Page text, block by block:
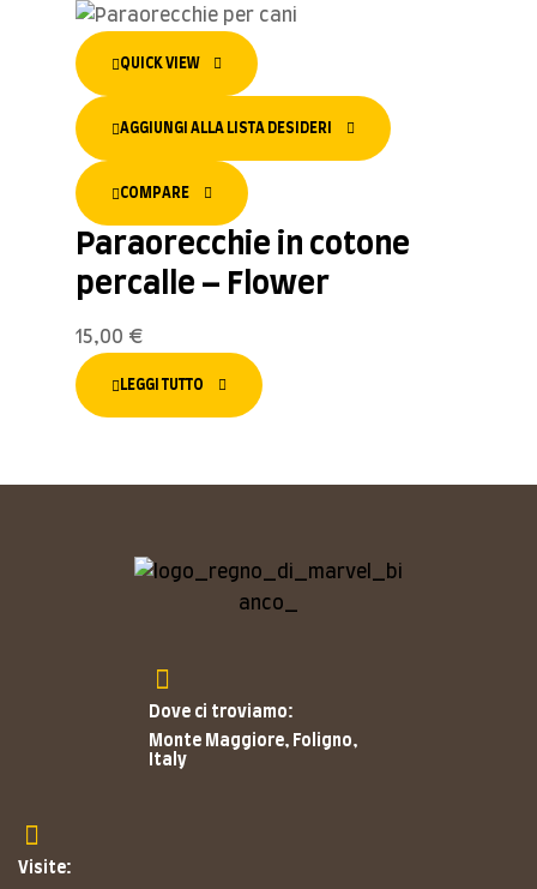
QUICK VIEW
AGGIUNGI ALLA LISTA DESIDERI
COMPARE
Paraorecchie in cotone
percalle – Flower
15,00 €
LEGGI TUTTO
Dove ci troviamo:
Monte Maggiore, Foligno,
Italy
Visite: